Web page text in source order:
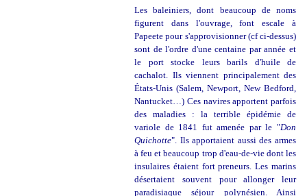
Les baleiniers, dont beaucoup de noms
figurent dans l'ouvrage, font escale à
Papeete pour s'approvisionner (cf ci-dessus)
sont de l'ordre d'une centaine par année et
le port stocke leurs barils d'huile de
cachalot. Ils viennent principalement des
États-Unis (Salem, Newport, New Bedford,
Nantucket…) Ces navires apportent parfois
des maladies : la terrible épidémie de
variole de 1841 fut amenée par le "Don
Quichotte". Ils apportaient aussi des armes
à feu et beaucoup trop d'eau-de-vie dont les
insulaires étaient fort preneurs. Les marins
désertaient souvent pour allonger leur
paradisiaque séjour polynésien. Ainsi